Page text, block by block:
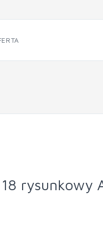
rysunkowy